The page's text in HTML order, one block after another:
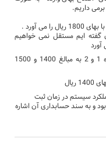
داریم.
.
گفته ایم مستقل نمی خواهیم
آورد
رخدادهای شماره 1 و 2 به مبالغ 1400 و 1500
سیستم در زمان ثبت
بود و به سند حسابداری آن اشاره